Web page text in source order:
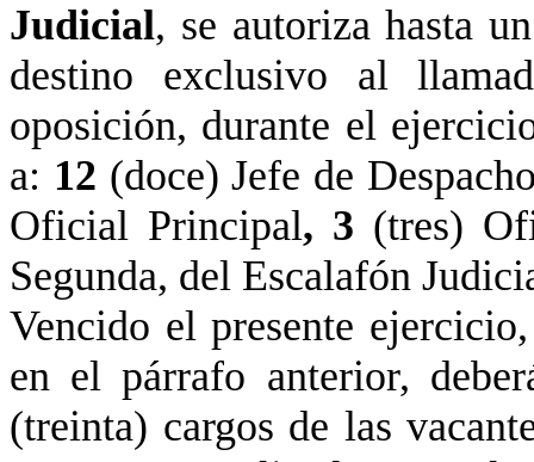
Judicial, se autoriza hasta
destino exclusivo al
oposición, durante el
a: 12 (doce) Jefe de
Oficial Principal, 3 (tres)
Segunda, del Escalafón
Vencido el presente
en el párrafo anterior,
(treinta) cargos de las